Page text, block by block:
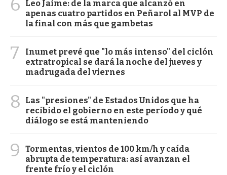
6
Leo Jaime: de la marca que alcanzó en
apenas cuatro partidos en Peñarol al MVP de
la final con más que gambetas
7
Inumet prevé que "lo más intenso" del ciclón
extratropical se dará la noche del jueves y
madrugada del viernes
8
Las "presiones" de Estados Unidos que ha
recibido el gobierno en este período y qué
diálogo se está manteniendo
9
Tormentas, vientos de 100 km/h y caída
abrupta de temperatura: así avanzan el
frente frío y el ciclón